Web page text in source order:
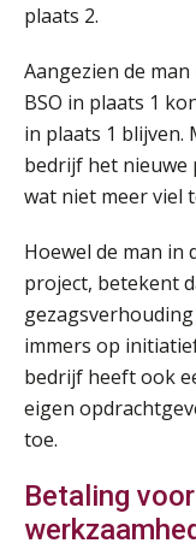
plaats 2.
Aangezien de
BSO in plaats 1
in plaats 1 blijven.
bedrijf het nieuwe
wat niet meer viel
Hoewel de man in
project, betekent
immers op
bedrijf heeft ook
eigen
toe.
Betaling